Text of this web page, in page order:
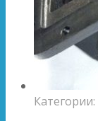
Категории: